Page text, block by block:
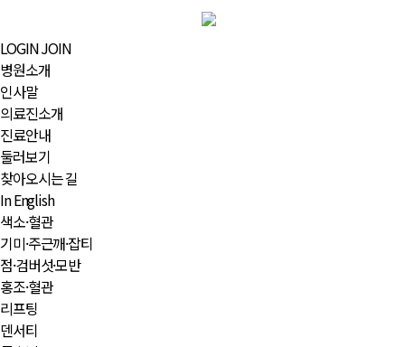
LOGINJOIN
병원소개
인사말
의료진소개
진료안내
둘러보기
찾아오시는 길
In English
색소·혈관
기미·주근깨·잡티
점·검버섯·모반
홍조·혈관
리프팅
덴서티